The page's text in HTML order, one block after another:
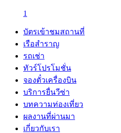
1
บัตรเข้าชมสถานที่
เรือสำราญ
รถเช่า
ทัวร์โปรโมชั่น
จองตั๋วเครื่องบิน
บริการยื่นวีซ่า
บทความท่องเที่ยว
ผลงานที่ผ่านมา
เกี่ยวกับเรา